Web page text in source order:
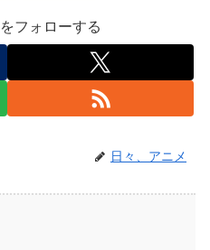
フォローする
日々、アニメ